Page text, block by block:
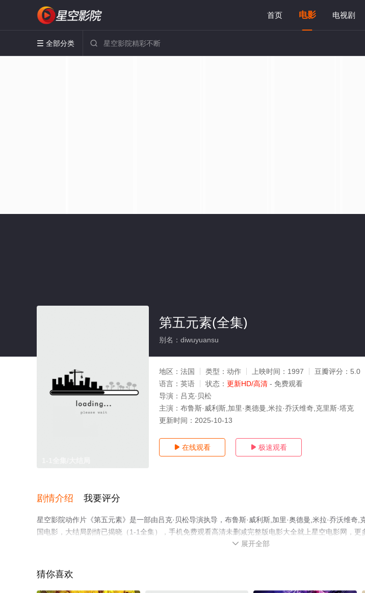
首页 电影 电视剧
 全部分类 
第五元素(全集)
别名：diwuyuansu
地区： 法国 类型： 动作 上映时间： 1997 豆瓣评分： 5.0
语言： 英语 状态： 更新HD/高清 - 免费观看
导演： 吕克·贝松
主演： 布鲁斯·威利斯,加里·奥德曼,米拉·乔沃维奇,克里斯·塔克
更新时间： 2025-10-13
 在线观看  极速观看
剧情介绍 我要评分
星空影院动作片《第五元素》是一部由吕克·贝松导演执导，布鲁斯·威利斯,加里·奥德曼,米拉·乔沃维奇,
国电影，大结局剧情已揭晓（1-1全集），手机免费观看高清未删减完整版电影大全就上星空电影网，更
 展开全部
猜你喜欢